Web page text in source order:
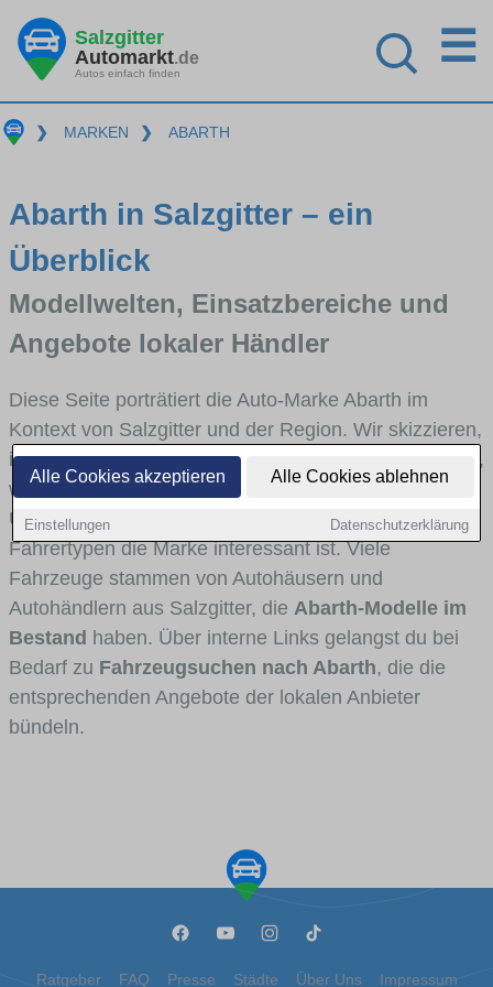
Alle Cookies akzeptieren Alle Cookies ablehnen
Einstellungen Datenschutzerklärung
Salzgitter
Automarkt.de
Autos einfach finden
☰
❯ MARKEN ❯ ABARTH
Abarth in Salzgitter – ein
Überblick
Modellwelten, Einsatzbereiche und
Angebote lokaler Händler
Diese Seite porträtiert die Auto-Marke Abarth im
Kontext von Salzgitter und der Region. Wir skizzieren,
in welchen Fahrzeugklassen Abarth stark vertreten ist,
welche Modellreihen häufig im Stadt- und
Umlandverkehr zu sehen sind und für welche
Fahrertypen die Marke interessant ist. Viele
Fahrzeuge stammen von Autohäusern und
Autohändlern aus Salzgitter, die Abarth-Modelle im
Bestand haben. Über interne Links gelangst du bei
Bedarf zu Fahrzeugsuchen nach Abarth, die die
entsprechenden Angebote der lokalen Anbieter
bündeln.
Ratgeber FAQ Presse Städte Über Uns Impressum